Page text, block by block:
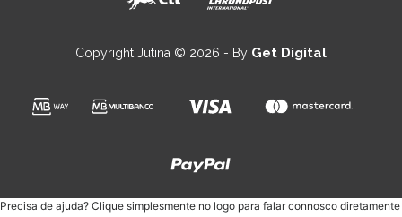
Copyright Jutina © 2026 - By Get Digital
Precisa de ajuda? Clique simplesmente no logo para falar connosco diretamente